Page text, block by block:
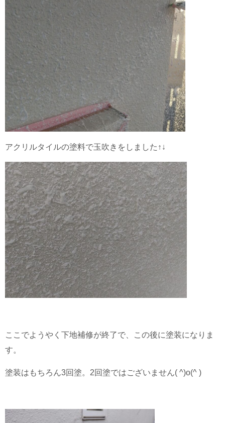
アクリルタイルの塗料で玉吹きをしました↑↓
ここでようやく下地補修が終了で、この後に塗装になりま
す。
塗装はもちろん3回塗。2回塗ではございません( ^)o(^ )